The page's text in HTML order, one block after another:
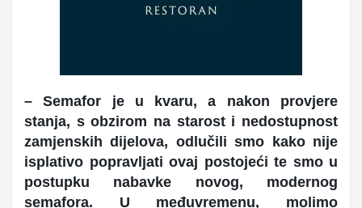
– Semafor je u kvaru, a nakon provjere
stanja, s obzirom na starost i nedostupnost
zamjenskih dijelova, odlučili smo kako nije
isplativo popravljati ovaj postojeći te smo u
postupku nabavke novog, modernog
semafora. U međuvremenu, molimo